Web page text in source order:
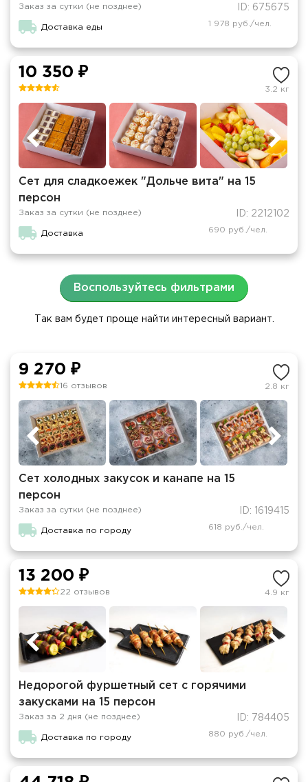
Заказ за сутки (не позднее) ID: 675675
Доставка еды 1 978 руб./чел.
10 350 ₽
3.2 кг
Сет для сладкоежек "Дольче вита" на 15
персон
Заказ за сутки (не позднее) ID: 2212102
Доставка 690 руб./чел.
Воспользуйтесь фильтрами
Так вам будет проще найти интересный вариант.
9 270 ₽
16 отзывов 2.8 кг
Сет холодных закусок и канапе на 15
персон
Заказ за сутки (не позднее) ID: 1619415
Доставка по городу 618 руб./чел.
13 200 ₽
22 отзывов 4.9 кг
Недорогой фуршетный сет с горячими
закусками на 15 персон
Заказ за 2 дня (не позднее) ID: 784405
Доставка по городу 880 руб./чел.